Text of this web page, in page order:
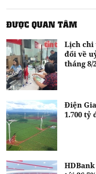
ĐƯỢC QUAN TÂM
Lịch
đổi về
tháng 8/
Điện
1.700 tỷ